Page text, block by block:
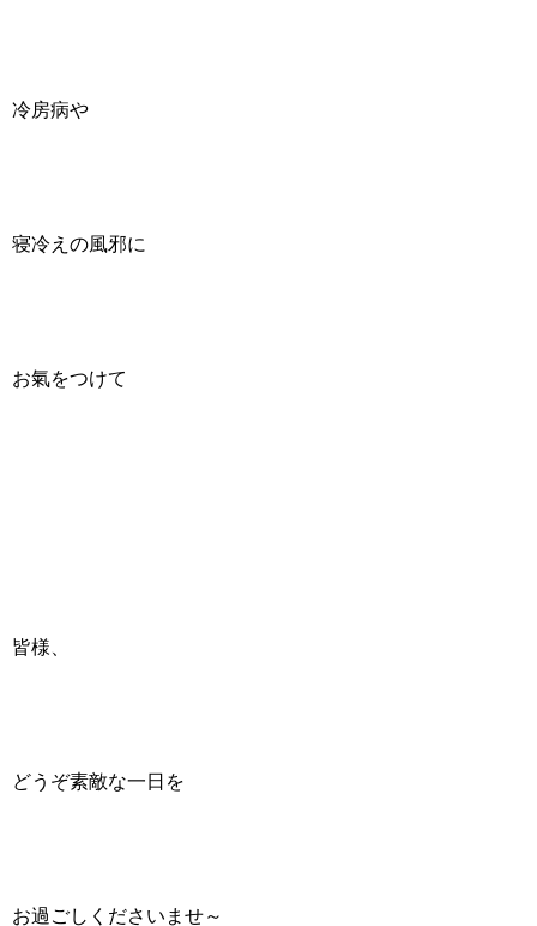
冷房病や
寝冷えの風邪に
お氣をつけて
皆様、
どうぞ素敵な一日を
お過ごしくださいませ～